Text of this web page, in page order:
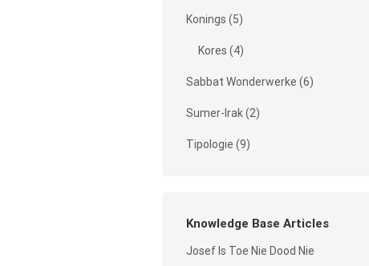
Konings (5)
Kores (4)
Sabbat Wonderwerke (6)
Sumer-Irak(2)
Tipologie (9)
Knowledge Base Articles
Josef Is Toe Nie Dood Nie